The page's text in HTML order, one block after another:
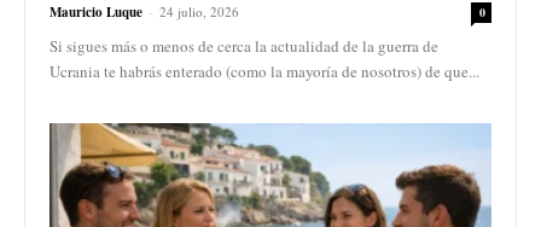
Mauricio Luque - 24 julio, 2026 0
Si sigues más o menos de cerca la actualidad de la guerra de
Ucrania te habrás enterado (como la mayoría de nosotros) de que...